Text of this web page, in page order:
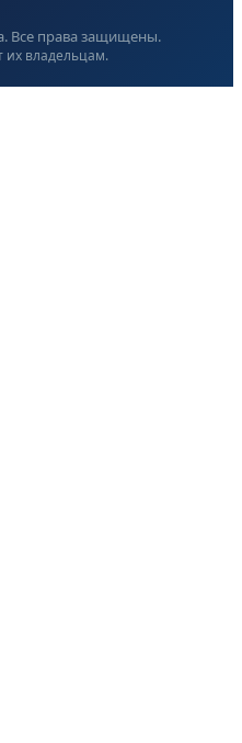
Все права защищены.
их владельцам.